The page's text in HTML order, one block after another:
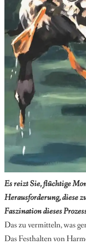
Es reizt Sie, flüchtige
Herausforderung, diese
Faszination dieses
Das zu vermitteln, was
Das Festhalten von